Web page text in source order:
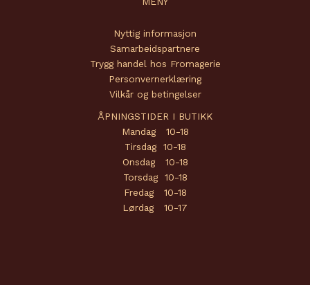
Nyttig informasjon
Samarbeidspartnere
Trygg handel hos Fromagerie
Personvernerklæring
Vilkår og betingelser
ÅPNINGSTIDER I BUTIKK
Mandag 10-18
Tirsdag 10-18
Onsdag 10-18
Torsdag 10-18
Fredag 10-18
Lørdag 10-17